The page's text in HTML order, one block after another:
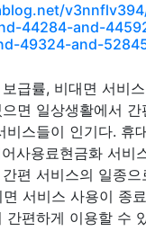
44284-and-
49324-and-
급률, 비대면 서비
면 일상생활에서
비스들이 인기다. 휴
사용료현금화 서비
편 서비스의 일종
서비스 사용이 종
간편하게 이용할 수